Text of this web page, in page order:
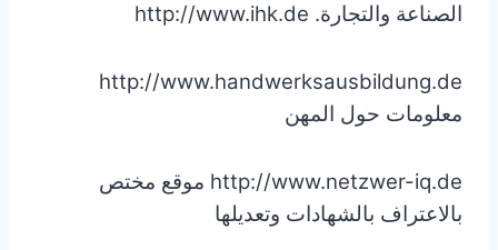
الصناعة والتجارة. http://www.ihk.de
http://www.handwerksausbildung.de
معلومات حول المهن
http://www.netzwer-iq.de موقع مختص
بالاعتراف بالشهادات وتعديلها